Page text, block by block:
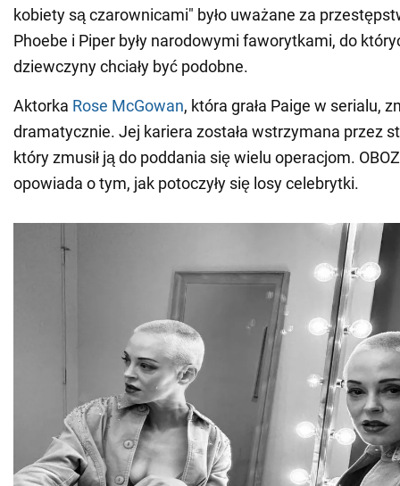
kobiety są czarownicami" było uważane za
Phoebe i Piper były narodowymi faworytkami, do
dziewczyny chciały być podobne.
Aktorka Rose McGowan, która grała Paige w serialu,
dramatycznie. Jej kariera została wstrzymana przez
który zmusił ją do poddania się wielu operacjom.
opowiada o tym, jak potoczyły się losy celebrytki.